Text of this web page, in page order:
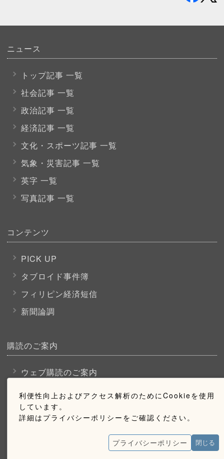
利便性向上およびアクセス解析のためにCookieを使用
しています。
詳細はプライバシーポリシーをご確認ください。
プライバシーポリシー 閉じる
ニュース
トップ記事 一覧
社会記事 一覧
政治記事 一覧
経済記事 一覧
文化・スポーツ記事 一覧
気象・災害記事 一覧
英字 一覧
写真記事 一覧
コンテンツ
PICK UP
タブロイド事件簿
フィリピン経済短信
新聞論調
購読のご案内
ウェブ購読のご案内
お問い合わせ